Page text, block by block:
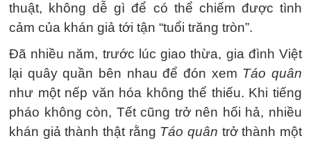
thuật, không dễ gì để có thể chiếm được tình
cảm của khán giả tới tận “tuổi trăng tròn”.
Đã nhiều năm, trước lúc giao thừa, gia đình Việt
lại quây quần bên nhau để đón xem Táo quân
như một nếp văn hóa không thể thiếu. Khi tiếng
pháo không còn, Tết cũng trở nên hối hả, nhiều
khán giả thành thật rằng Táo quân trở thành một